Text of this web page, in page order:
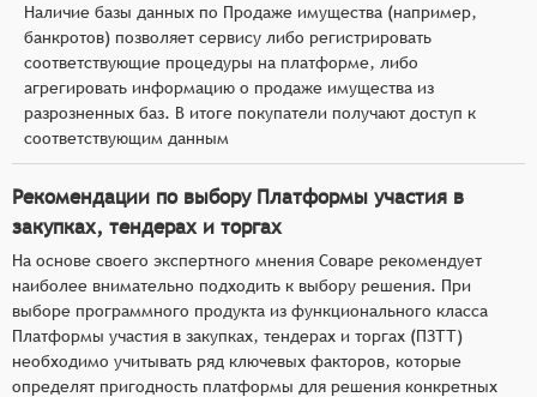
Наличие базы данных по Продаже имущества (например,
банкротов) позволяет сервису либо регистрировать
соответствующие процедуры на платформе, либо
агрегировать информацию о продаже имущества из
разрозненных баз. В итоге покупатели получают доступ к
соответствующим данным
Рекомендации по выбору Платформы участия в
закупках, тендерах и торгах
На основе своего экспертного мнения Соваре рекомендует
наиболее внимательно подходить к выбору решения. При
выборе программного продукта из функционального класса
Платформы участия в закупках, тендерах и торгах (ПЗТТ)
необходимо учитывать ряд ключевых факторов, которые
определят пригодность платформы для решения конкретных